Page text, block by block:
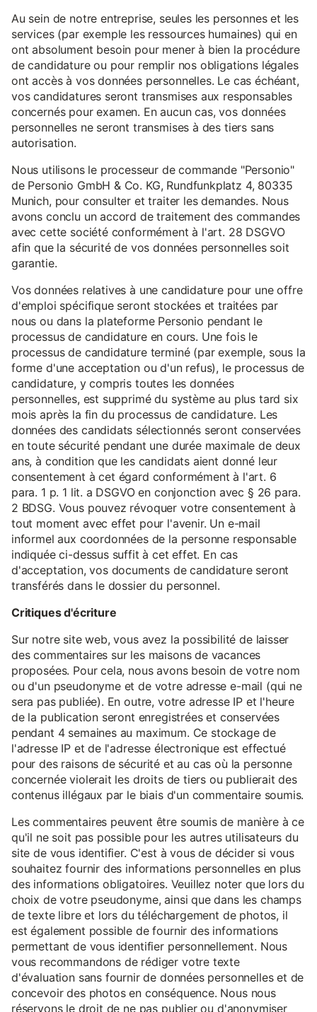
Au sein de notre entreprise, seules les personnes et les
services (par exemple les ressources humaines) qui en
ont absolument besoin pour mener à bien la procédure
de candidature ou pour remplir nos obligations légales
ont accès à vos données personnelles. Le cas échéant,
vos candidatures seront transmises aux responsables
concernés pour examen. En aucun cas, vos données
personnelles ne seront transmises à des tiers sans
autorisation.
Nous utilisons le processeur de commande "Personio"
de Personio GmbH & Co. KG, Rundfunkplatz 4, 80335
Munich, pour consulter et traiter les demandes. Nous
avons conclu un accord de traitement des commandes
avec cette société conformément à l'art. 28 DSGVO
afin que la sécurité de vos données personnelles soit
garantie.
Vos données relatives à une candidature pour une offre
d'emploi spécifique seront stockées et traitées par
nous ou dans la plateforme Personio pendant le
processus de candidature en cours. Une fois le
processus de candidature terminé (par exemple, sous la
forme d'une acceptation ou d'un refus), le processus de
candidature, y compris toutes les données
personnelles, est supprimé du système au plus tard six
mois après la fin du processus de candidature. Les
données des candidats sélectionnés seront conservées
en toute sécurité pendant une durée maximale de deux
ans, à condition que les candidats aient donné leur
consentement à cet égard conformément à l'art. 6
para. 1 p. 1 lit. a DSGVO en conjonction avec § 26 para.
2 BDSG. Vous pouvez révoquer votre consentement à
tout moment avec effet pour l'avenir. Un e-mail
informel aux coordonnées de la personne responsable
indiquée ci-dessus suffit à cet effet. En cas
d'acceptation, vos documents de candidature seront
transférés dans le dossier du personnel.
Critiques d'écriture
Sur notre site web, vous avez la possibilité de laisser
des commentaires sur les maisons de vacances
proposées. Pour cela, nous avons besoin de votre nom
ou d'un pseudonyme et de votre adresse e-mail (qui ne
sera pas publiée). En outre, votre adresse IP et l'heure
de la publication seront enregistrées et conservées
pendant 4 semaines au maximum. Ce stockage de
l'adresse IP et de l'adresse électronique est effectué
pour des raisons de sécurité et au cas où la personne
concernée violerait les droits de tiers ou publierait des
contenus illégaux par le biais d'un commentaire soumis.
Les commentaires peuvent être soumis de manière à ce
qu'il ne soit pas possible pour les autres utilisateurs du
site de vous identifier. C'est à vous de décider si vous
souhaitez fournir des informations personnelles en plus
des informations obligatoires. Veuillez noter que lors du
choix de votre pseudonyme, ainsi que dans les champs
de texte libre et lors du téléchargement de photos, il
est également possible de fournir des informations
permettant de vous identifier personnellement. Nous
vous recommandons de rédiger votre texte
d'évaluation sans fournir de données personnelles et de
concevoir des photos en conséquence. Nous nous
réservons le droit de ne pas publier ou d'anonymiser